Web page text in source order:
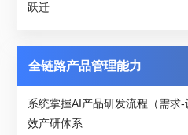
跃迁
全链路产品管理能力
系统掌握AI产品研发流程（需求
效产研体系